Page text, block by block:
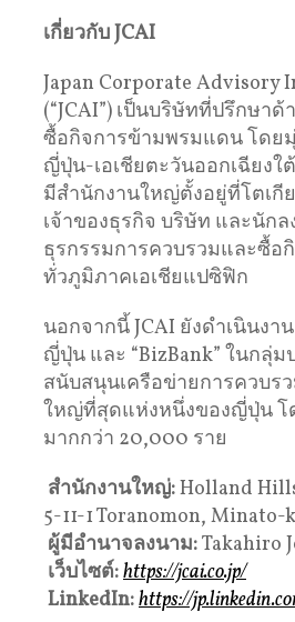
เกี่ยวกับJCAI
Japan Corporate Advisory
(“JCAI”) เป็นบริษัทที่ปรึกษา
ซื้อกิจการข้ามพรมแดน โดย
ญี่ปุ่น-เอเชียตะวันออกเฉียงใ
มีสำนักงานใหญ่ตั้งอยู่ที่โตเกี
เจ้าของธุรกิจ บริษัท และนักล
ธุรกรรมการควบรวมและซื้อ
ทั่วภูมิภาคเอเชียแปซิฟิก
นอกจากนี้ JCAI ยังดำเนินงาน
ญี่ปุ่น และ “BizBank” ในกลุ่ม
สนับสนุนเครือข่ายการควบร
ใหญ่ที่สุดแห่งหนึ่งของญี่ปุ่น โ
มากกว่า 20,000 ราย
สำนักงานใหญ่:Holland
5-11-1 Toranomon, Minato-
ผู้มีอำนาจลงนาม:Takahiro
เว็บไซต์:https://jcai.co.jp/
LinkedIn:https://